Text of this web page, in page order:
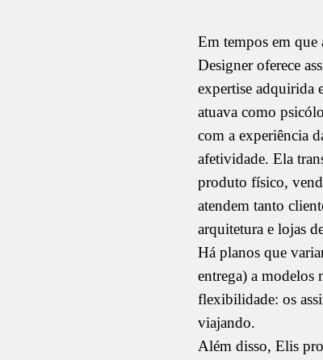
Em tempos em que
Designer oferece
expertise adquirida
atuava como
com a experiência
afetividade. Ela
produto físico,
atendem tanto
arquitetura e lojas
Há planos que
entrega) a modelos
flexibilidade: os
viajando.
Além disso, Elis